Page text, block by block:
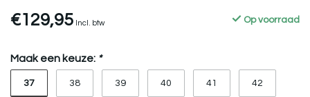
€129,95 Incl. btw Op voorraad
Maak een keuze: *
37 38 39 40 41 42